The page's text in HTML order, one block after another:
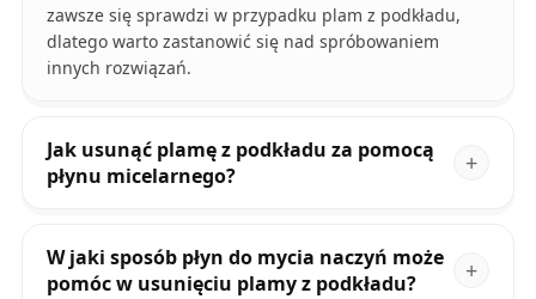
zawsze się sprawdzi w przypadku plam z podkładu,
dlatego warto zastanowić się nad spróbowaniem
innych rozwiązań.
Jak usunąć plamę z podkładu za pomocą
płynu micelarnego?
W jaki sposób płyn do mycia naczyń może
pomóc w usunięciu plamy z podkładu?